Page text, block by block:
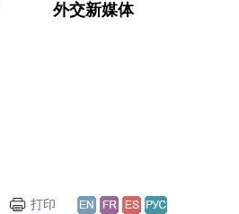
外交新媒体
打印